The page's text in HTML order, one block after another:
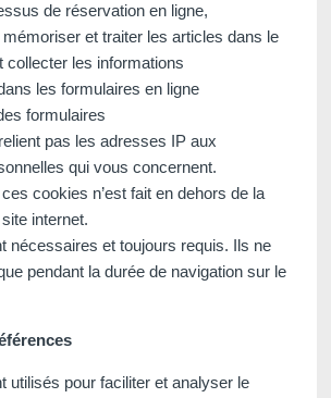
de réservation en ligne,
et traiter les articles dans le
collecter les informations
les formulaires en ligne
formulaires
pas les adresses IP aux
qui vous concernent.
cookies n’est fait en dehors de la
internet.
nécessaires et toujours requis. Ils ne
pendant la durée de navigation sur le
utilisés pour faciliter et analyser le